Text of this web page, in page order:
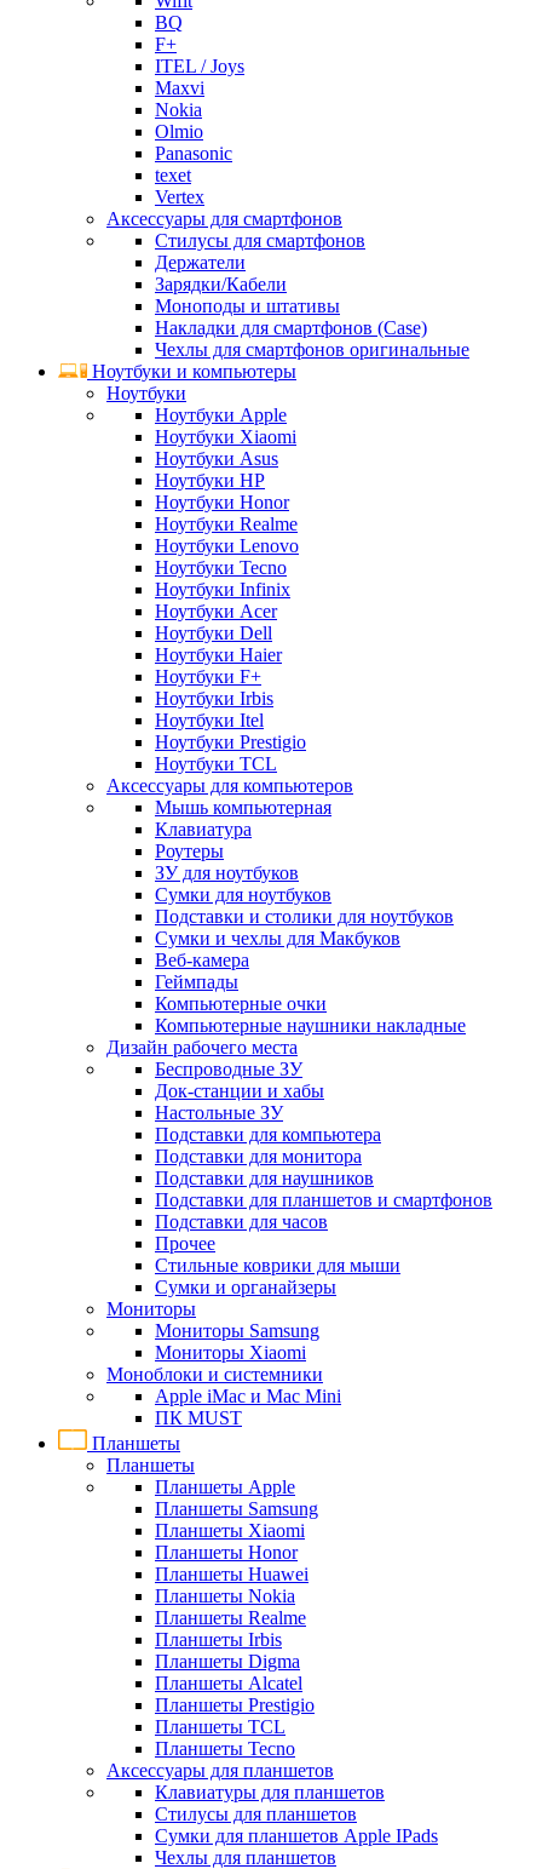
BQ
F+
ITEL / Joys
Maxvi
Nokia
Olmio
Panasonic
texet
Vertex
Аксессуары для смартфонов
Стилусы для смартфонов
Держатели
Зарядки/Кабели
Моноподы и штативы
Накладки для смартфонов (Case)
Чехлы для смартфонов оригинальные
Ноутбуки и компьютеры
Ноутбуки
Ноутбуки Apple
Ноутбуки Xiaomi
Ноутбуки Asus
Ноутбуки HP
Ноутбуки Honor
Ноутбуки Realme
Ноутбуки Lenovo
Ноутбуки Tecno
Ноутбуки Infinix
Ноутбуки Acer
Ноутбуки Dell
Ноутбуки Haier
Ноутбуки F+
Ноутбуки Irbis
Ноутбуки Itel
Ноутбуки Prestigio
Ноутбуки TCL
Аксессуары для компьютеров
Мышь компьютерная
Клавиатура
Роутеры
ЗУ для ноутбуков
Сумки для ноутбуков
Подставки и столики для ноутбуков
Сумки и чехлы для Макбуков
Веб-камера
Геймпады
Компьютерные очки
Компьютерные наушники накладные
Дизайн рабочего места
Беспроводные ЗУ
Док-станции и хабы
Настольные ЗУ
Подставки для компьютера
Подставки для монитора
Подставки для наушников
Подставки для планшетов и смартфонов
Подставки для часов
Прочее
Стильные коврики для мыши
Сумки и органайзеры
Мониторы
Мониторы Samsung
Мониторы Xiaomi
Моноблоки и системники
Apple iMac и Mac Mini
ПК MUST
Планшеты
Планшеты
Планшеты Apple
Планшеты Samsung
Планшеты Xiaomi
Планшеты Honor
Планшеты Huawei
Планшеты Nokia
Планшеты Realme
Планшеты Irbis
Планшеты Digma
Планшеты Alcatel
Планшеты Prestigio
Планшеты TCL
Планшеты Tecno
Аксессуары для планшетов
Клавиатуры для планшетов
Стилусы для планшетов
Сумки для планшетов Apple IPads
Чехлы для планшетов